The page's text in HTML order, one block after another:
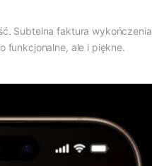
Subtelna faktura wykończenia
funkcjonalne, ale i piękne.